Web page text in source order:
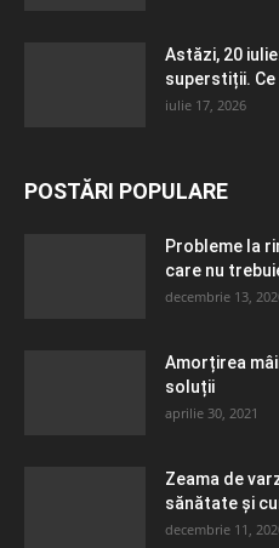
Astăzi, 20
superstiții. Ce
iulie 17, 2026
POSTĂRI POPULARE
Probleme la
care nu
decembrie 13,
Amorțirea
soluții
aprilie 30, 2021
Zeama de
sănătate și
decembrie 11,